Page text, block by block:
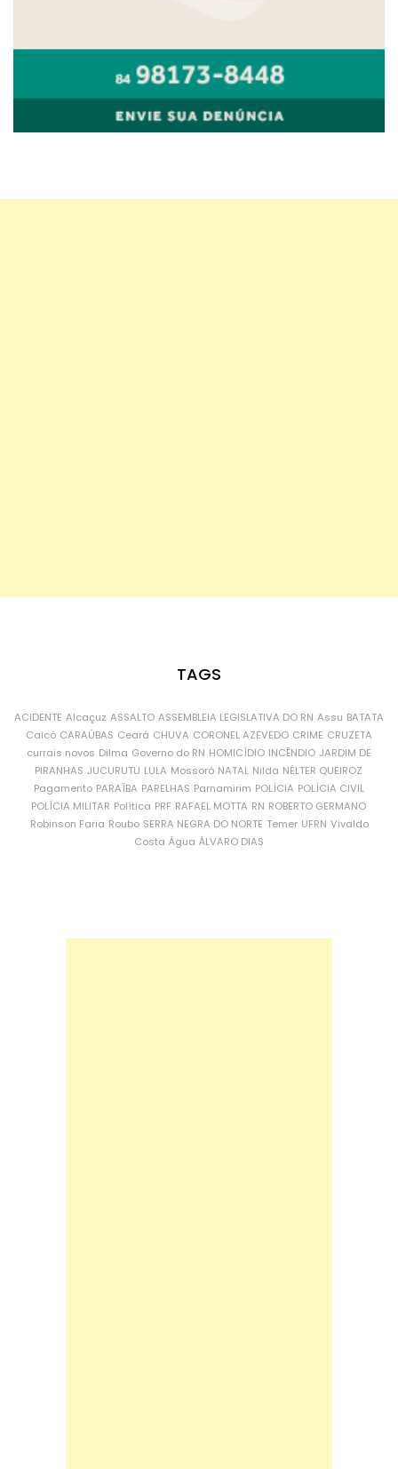
TAGS
ACIDENTE Alcaçuz ASSALTO ASSEMBLEIA LEGISLATIVA DO RN Assu BATATA
Caicó CARAÚBAS Ceará CHUVA CORONEL AZEVEDO CRIME CRUZETA
currais novos Dilma Governo do RN HOMICÍDIO INCÊNDIO JARDIM DE
PIRANHAS JUCURUTU LULA Mossoró NATAL Nilda NÉLTER QUEIROZ
Pagamento PARAÍBA PARELHAS Parnamirim POLÍCIA POLÍCIA CIVIL
POLÍCIA MILITAR Política PRF RAFAEL MOTTA RN ROBERTO GERMANO
Robinson Faria Roubo SERRA NEGRA DO NORTE Temer UFRN Vivaldo
Costa Água ÁLVARO DIAS